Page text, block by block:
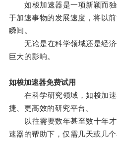
如梭加速器是一项新颖而独
于加速事物的发展速度，将以
瞬间。
无论是在科学领域还是经济
巨大的影响。
如梭加速器免费试用
在科学研究领域，如梭加速
捷、更高效的研究平台。
以往需要数年甚至数十年才
速器的帮助下，仅需几天或几个